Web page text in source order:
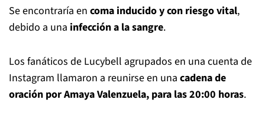
Se encontraría en coma inducido y con riesgo vital,
debido a una infección a la sangre.
Los fanáticos de Lucybell agrupados en una cuenta de
Instagram llamaron a reunirse en una cadena de
oración por Amaya Valenzuela, para las 20:00 horas.